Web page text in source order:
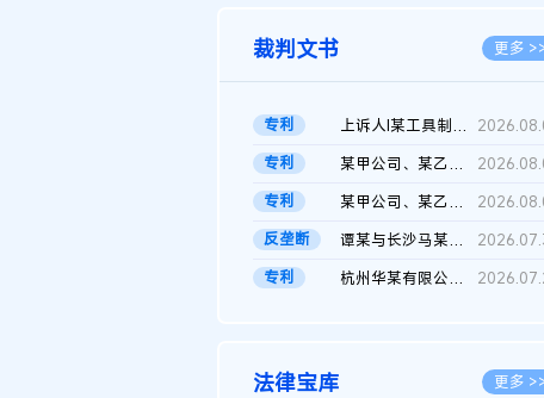
裁判文书 更多
专利 上诉人I某工具制品有限公司与被上诉人程某及一审被告中华人民共和...
专利
某甲公司、某乙公司、某丙公司申请诉前行为保全复议裁定书
专利
某甲公司、某乙公司、官某与某丙公司专利申请权权属纠纷 二审判决...
反垄断
谭某与长沙马某堆农产品股份有限公司滥用市场支配地位纠纷二审裁...
专利
杭州华某有限公司与菲某有限公司侵害发明专利权纠纷
法律宝库 更多